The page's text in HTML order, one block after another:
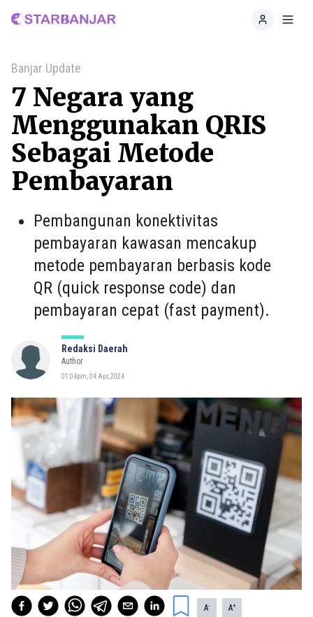
Home
Banjar Update
7 Negara yang
Menggunakan QRIS
Sebagai Metode
Pembayaran
Pembangunan konektivitas
pembayaran kawasan mencakup
metode pembayaran berbasis kode
QR (quick response code) dan
pembayaran cepat (fast payment).
Redaksi Daerah
Author
01:04pm, 04 Apr, 2024
A- A+